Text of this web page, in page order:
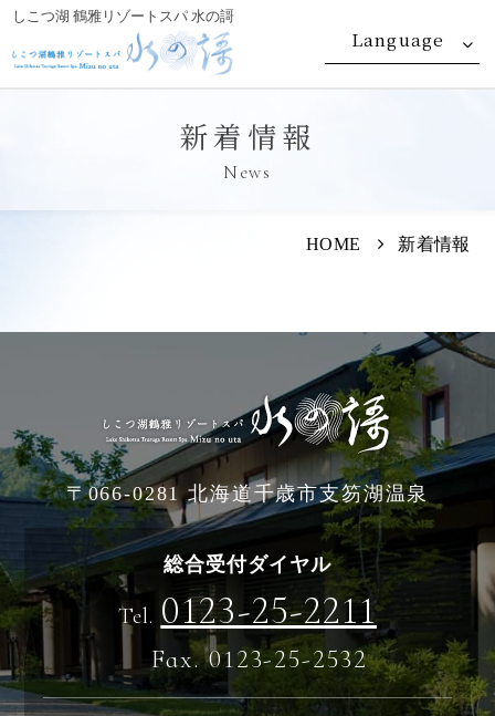
しこつ湖 鶴雅リゾートスパ 水の謌
Language
新着情報
News
HOME 新着情報
〒066-0281 北海道千歳市支笏湖温泉
総合受付ダイヤル
Tel. 0123-25-2211
Fax. 0123-25-2532